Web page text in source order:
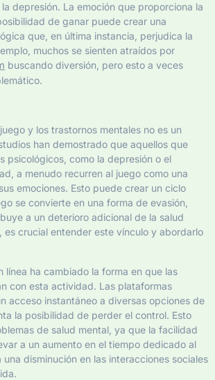
depresión. La emoción que proporciona la
de ganar puede crear una
que, en última instancia, perjudica la
muchos se sienten atraídos por
buscando diversión, pero esto a veces
y los trastornos mentales no es un
han demostrado que aquellos que
psicológicos, como la depresión o el
a menudo recurren al juego como una
emociones. Esto puede crear un ciclo
se convierte en una forma de evasión,
a un deterioro adicional de la salud
es crucial entender este vínculo y abordarlo
línea ha cambiado la forma en que las
con esta actividad. Las plataformas
acceso instantáneo a diversas opciones de
la posibilidad de perder el control. Esto
de salud mental, ya que la facilidad
a un aumento en el tiempo dedicado al
disminución en las interacciones sociales